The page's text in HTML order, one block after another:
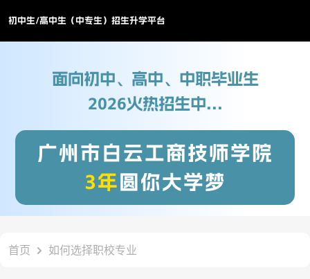
初中生/高中生（中专生）招生升学平台
面向初中、高中、中职毕业生
2026火热招生中...
广州市白云工商技师学院
3年圆你大学梦
首页 如何选择职校专业